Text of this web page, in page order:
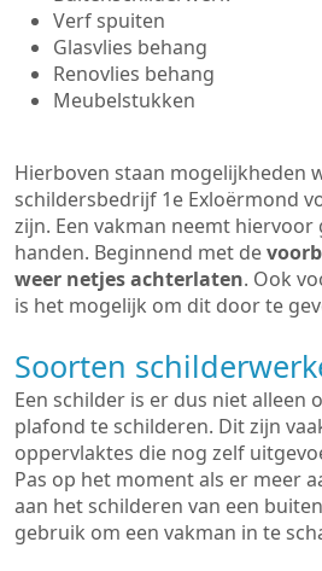
Verf spuiten
Glasvlies behang
Renovlies behang
Meubelstukken
Hierboven staan mogelijkheden
schildersbedrijf 1e Exloërmond
zijn. Een vakman neemt
handen. Beginnend met de
weer netjes achterlaten. Ook
is het mogelijk om dit door te
Soorten
Een schilder is er dus niet alleen
plafond te schilderen. Dit zijn
oppervlaktes die nog zelf
Pas op het moment als er meer
aan het schilderen van een
gebruik om een vakman in te